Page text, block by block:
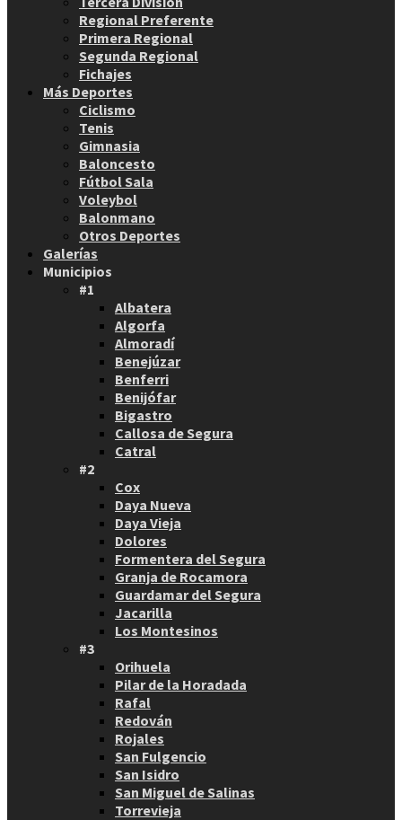
Regional Preferente
Primera Regional
Segunda Regional
Fichajes
Más Deportes
Ciclismo
Tenis
Gimnasia
Baloncesto
Fútbol Sala
Voleybol
Balonmano
Otros Deportes
Galerías
Municipios
#1
Albatera
Algorfa
Almoradí
Benejúzar
Benferri
Benijófar
Bigastro
Callosa de Segura
Catral
#2
Cox
Daya Nueva
Daya Vieja
Dolores
Formentera del Segura
Granja de Rocamora
Guardamar del Segura
Jacarilla
Los Montesinos
#3
Orihuela
Pilar de la Horadada
Rafal
Redován
Rojales
San Fulgencio
San Isidro
San Miguel de Salinas
Torrevieja